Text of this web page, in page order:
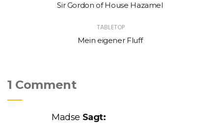
Sir Gordon of House Hazamel
TABLETOP
Mein eigener Fluff
1 Comment
Madse Sagt: